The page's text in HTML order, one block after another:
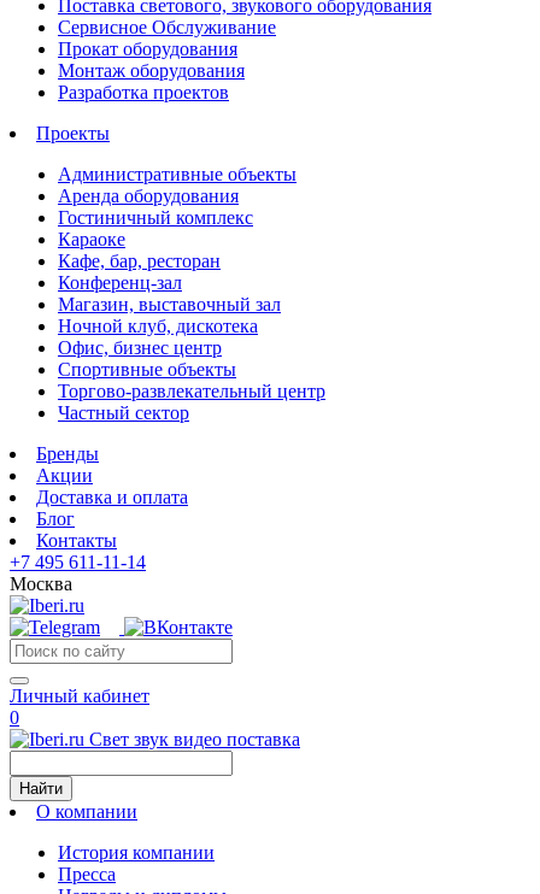
Поставка светового, звукового оборудования
Сервисное Обслуживание
Прокат оборудования
Монтаж оборудования
Разработка проектов
Проекты
Административные объекты
Аренда оборудования
Гостиничный комплекс
Караоке
Кафе, бар, ресторан
Конференц-зал
Магазин, выставочный зал
Ночной клуб, дискотека
Офис, бизнес центр
Спортивные объекты
Торгово-развлекательный центр
Частный сектор
Бренды
Акции
Доставка и оплата
Блог
Контакты
+7 495 611-11-14
Москва
Личный кабинет
0
Свет звук видео поставка
Найти
О компании
История компании
Пресса